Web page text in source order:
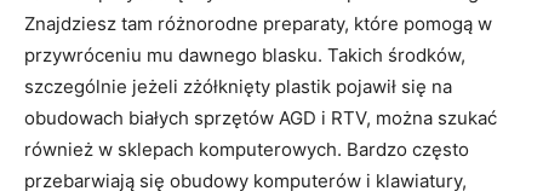
Znajdziesz tam różnorodne preparaty, które pomogą w
przywróceniu mu dawnego blasku. Takich środków,
szczególnie jeżeli zżółknięty plastik pojawił się na
obudowach białych sprzętów AGD i RTV, można szukać
również w sklepach komputerowych. Bardzo często
przebarwiają się obudowy komputerów i klawiatury,